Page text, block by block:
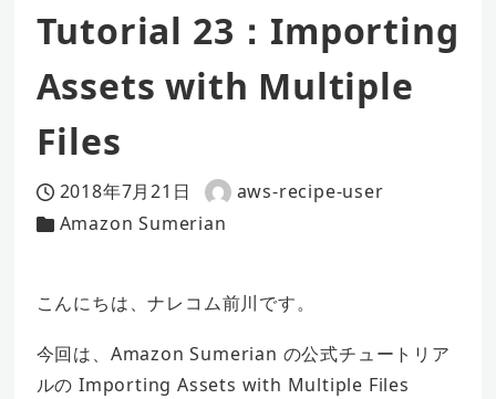
Tutorial 23：Importing
Assets with Multiple
Files
投稿日
2018年7月21日
著
者
aws-recipe-user
カテゴリー
Amazon Sumerian
こんにちは、ナレコム前川です。
今回は、Amazon Sumerian の公式チュートリア
ルの Importing Assets with Multiple Files